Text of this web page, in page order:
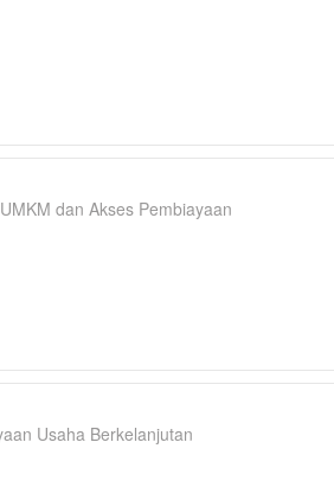
dan Akses Pembiayaan
Usaha Berkelanjutan